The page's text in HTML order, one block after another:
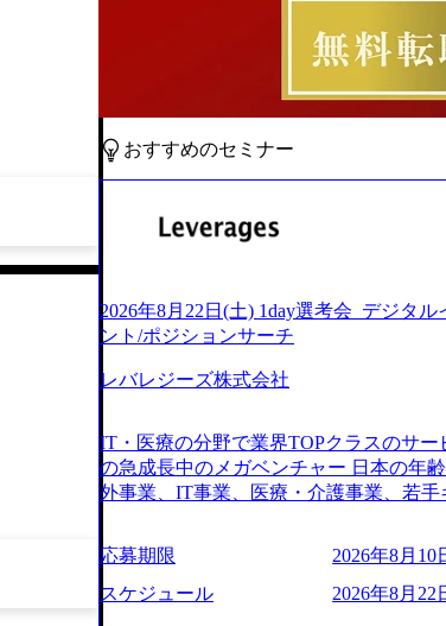
おすすめのセミナー
2026年8月22日(土) 1day選考会_デジタ
ント/ポジションサーチ
レバレジーズ株式会社
IT・医療の分野で業界TOPクラスのサ
の急成長中のメガベンチャー 日本の年
外事業、IT事業、医療・介護事業、若
どの人員調達できる 独立資本経営をと
orage.googleapis.com/our-vision-
242d0de-3e54-4f03-b076-
応募期限
2026年8月10
スケジュール
2026年8月22